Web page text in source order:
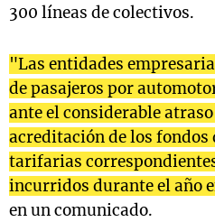
300 líneas de colectivos.
"Las entidades
de pasajeros por
ante el considerable
acreditación de los fondos
tarifarias
incurridos durante el año
en un comunicado.